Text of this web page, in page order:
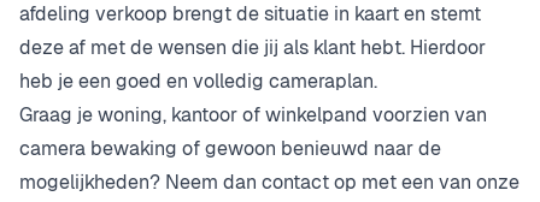
afdeling verkoop brengt de situatie in kaart en stemt
deze af met de wensen die jij als klant hebt. Hierdoor
heb je een goed en volledig cameraplan.
Graag je woning, kantoor of winkelpand voorzien van
camera bewaking of gewoon benieuwd naar de
mogelijkheden? Neem dan contactop met een van onze